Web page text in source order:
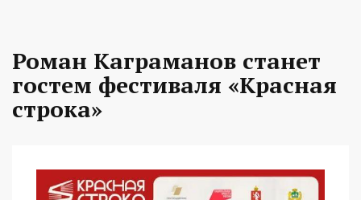
Роман Каграманов станет
гостем фестиваля «Красная
строка»